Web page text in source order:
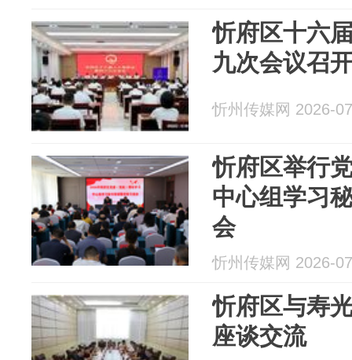
忻府区十六
九次会议召
忻州传媒网 2026-
忻府区举行
中心组学习
会
忻州传媒网 2026-
忻府区与寿
座谈交流